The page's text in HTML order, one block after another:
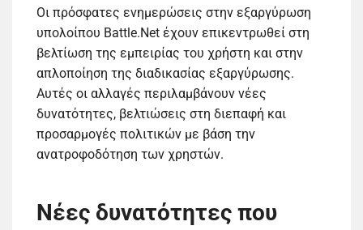
Οι πρόσφατες ενημερώσεις στην εξαργύρωση
υπολοίπου Battle.Net έχουν επικεντρωθεί στη
βελτίωση της εμπειρίας του χρήστη και στην
απλοποίηση της διαδικασίας εξαργύρωσης.
Αυτές οι αλλαγές περιλαμβάνουν νέες
δυνατότητες, βελτιώσεις στη διεπαφή και
προσαρμογές πολιτικών με βάση την
ανατροφοδότηση των χρηστών.
Νέες δυνατότητες που